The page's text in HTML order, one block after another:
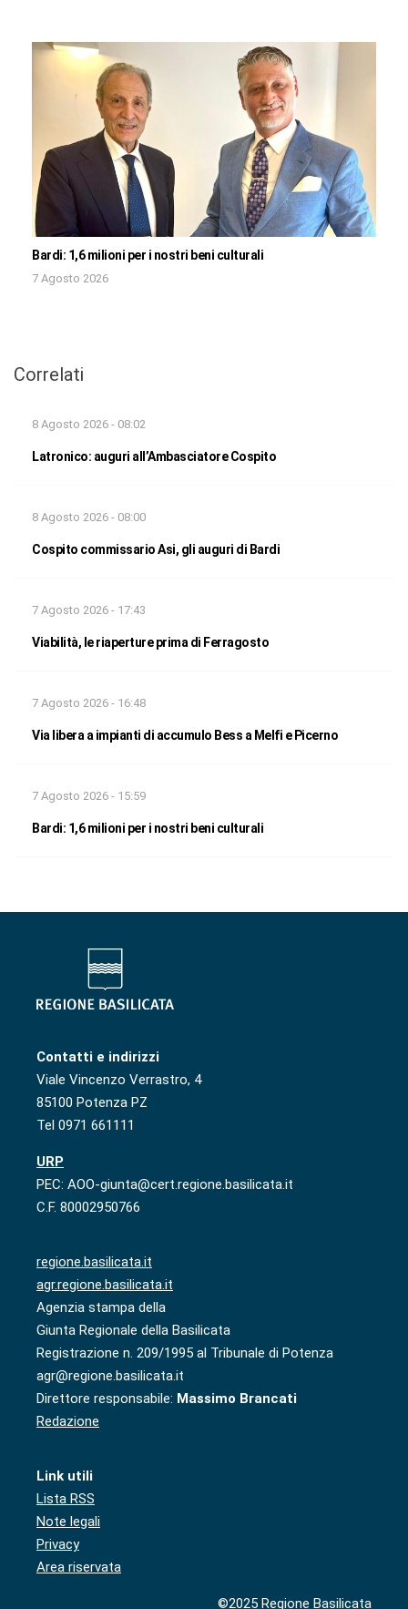
Bardi: 1,6 milioni per i nostri beni culturali
7 Agosto 2026
Correlati
8 Agosto 2026 - 08:02
Latronico: auguri all’Ambasciatore Cospito
8 Agosto 2026 - 08:00
Cospito commissario Asi, gli auguri di Bardi
7 Agosto 2026 - 17:43
Viabilità, le riaperture prima di Ferragosto
7 Agosto 2026 - 16:48
Via libera a impianti di accumulo Bess a Melfi e Picerno
7 Agosto 2026 - 15:59
Bardi: 1,6 milioni per i nostri beni culturali
Contatti e indirizzi
Viale Vincenzo Verrastro, 4
85100 Potenza PZ
Tel 0971 661111
URP
PEC: AOO-giunta@cert.regione.basilicata.it
C.F. 80002950766
regione.basilicata.it
agr.regione.basilicata.it
Agenzia stampa della
Giunta Regionale della Basilicata
Registrazione n. 209/1995 al Tribunale di Potenza
agr@regione.basilicata.it
Direttore responsabile: Massimo Brancati
Redazione
Link utili
Lista RSS
Note legali
Privacy
Area riservata
©2025 Regione Basilicata